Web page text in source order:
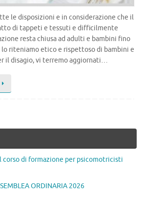
le disposizioni e in considerazione che il
di tappeti e tessuti e difficilmente
resta chiusa ad adulti e bambini fino
lo riteniamo etico e rispettoso di bambini e
il disagio, vi terremo aggiornati…
corso di formazione per psicomotricisti
ORDINARIA 2026